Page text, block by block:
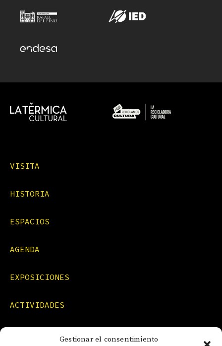
Gestionar el consentimiento
VISITA
HISTORIA
ESPACIOS
AGENDA
EXPOSICIONES
ACTIVIDADES